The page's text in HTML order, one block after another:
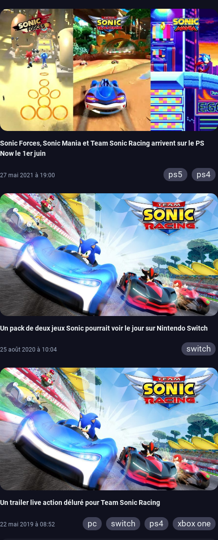
Sonic Forces, Sonic Mania et Team Sonic Racing arrivent sur le PS
Now le 1er juin
27 mai 2021 à 19:00 ps5 ps4
Un pack de deux jeux Sonic pourrait voir le jour sur Nintendo Switch
25 août 2020 à 10:04 switch
Un trailer live action déluré pour Team Sonic Racing
22 mai 2019 à 08:52 pc switch ps4 xbox one